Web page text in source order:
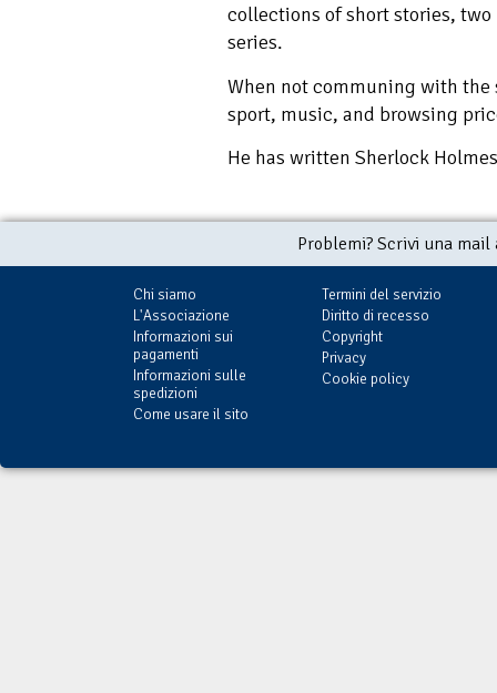
collections of short stories,
series.
When not communing with
sport, music, and browsing
He has written Sherlock
Problemi? Scrivi una
Chi siamo
L'Associazione
Informazioni sui
pagamenti
Informazioni sulle
spedizioni
Come usare il sito
Termini del servizio
Diritto di recesso
Copyright
Privacy
Cookie policy